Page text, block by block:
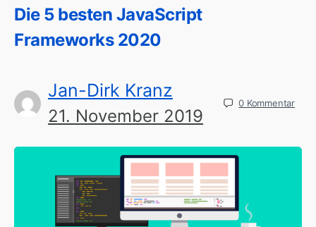
Die 5 besten JavaScript
Frameworks 2020
Jan-Dirk Kranz
21. November 2019
0 Kommentar